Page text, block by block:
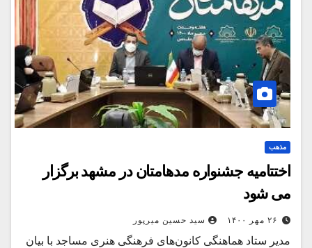
مذهب
اختتامیه جشنواره مدهامتان در مشهد برگزار
می شود
۲۶ مهر ۱۴۰۰ سید حسین میرپور
مدیر ستاد هماهنگی کانون‌های فرهنگی هنری مساجد با بیان